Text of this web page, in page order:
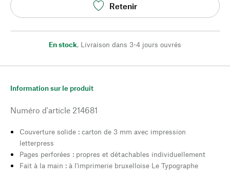
Retenir
En stock, Livraison dans 3-4 jours ouvrés
Information sur le produit
Numéro d'article 214681
Couverture solide : carton de 3 mm avec impression
letterpress
Pages perforées : propres et détachables individuellement
Fait à la main : à l'imprimerie bruxelloise Le Typographe